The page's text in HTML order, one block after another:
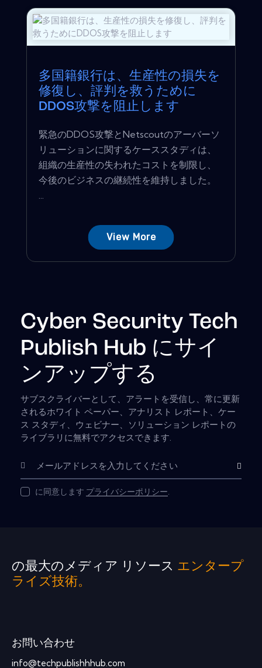
多国籍銀行は、生産性の損失を
修復し、評判を救うために
DDOS攻撃を阻止します
緊急のDDOS攻撃とNetscoutのアーバーソ
リューションに関するケーススタディは、
組織の生産性の失われたコストを制限し、
今後のビジネスの継続性を維持しました。
View More
Cyber Security Tech
Publish Hub にサイ
ンアップする
サブスクライバーとして、アラートを受信し、常に更新
されるホワイト ペーパー、アナリスト レポート、ケー
ス スタディ、ウェビナー、ソリューション レポートの
ライブラリに無料でアクセスできます.
購読
に同意します プライバシーポリシー.
の最大のメディア リソース エンタープ
ライズ技術。
お問い合わせ
info@techpublishhhub.com